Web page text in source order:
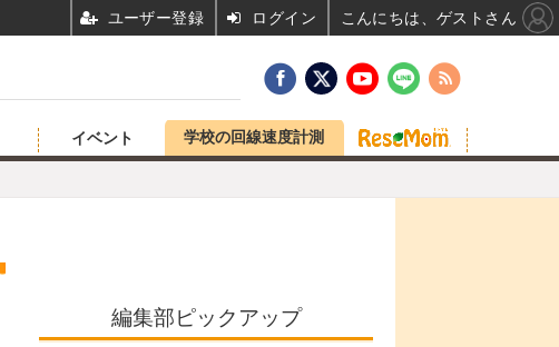
イベント 学校の回線速度計測
編集部ピックアップ
ユーザー登録 ログイン こんにちは、ゲストさん